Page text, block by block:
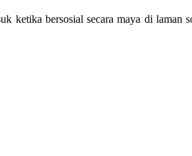
ketika bersosial secara maya di laman